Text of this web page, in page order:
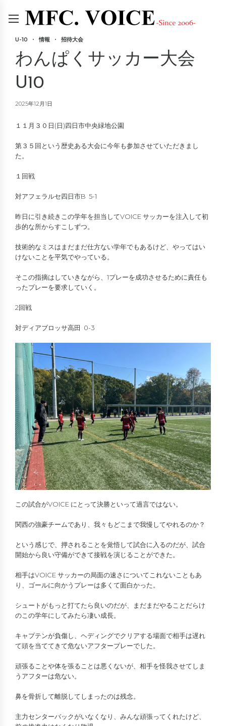
U-10 情報 招待大会
わんぱくサッカー大会
U10
2025年12月1日
１１月３０日(日)四日市中央緑地公園
第３５回という歴史ある大会に今年も参加させていただきまし
た。
１回戦
対アフェラルセ四日市B 5-1
昨日に引き続きこの学年を担当してVOICE サッカーを注入して初
歩的な所からすこしずつ。
技術的なミスはまだまだ仕方ない学年でもあるけど、やってはい
けないことを平気でやっている。
そこの指摘はしていきながら、1プレーを成功させるために責任も
ったプレーを要求していく。
2回戦
対ディアブロッサ高田 0-3
この試合がVOICE にとって決勝といって過言ではない。
関西の強豪チームであり、我々もどこまで我慢してやれるのか？
という感じで、押されることを覚悟して試合に入るのだが、試合
開始から良い守備ができて接戦を演じることができた。
相手はVOICE サッカーの局面の速さについてこれないこともあ
り、ゴールに向かうプレーは多くて面白かった。
シュートがもっと打てたら良いのだが、まだまだやることだらけ
のこの学年にしてみたら凄い成長。
キャプテンが負傷し、ヘディングでクリアする場面で相手は遅れ
て頭を当ててきて危ないアフタープレーでした。
頑張ることや体を張ることは悪くないが、相手を怪我させてしま
うアフターは危ない。
鼻を骨折して離脱してしまったのは残念。
主力センターバックがいなくなり、みんな頑張ってくれたけど、